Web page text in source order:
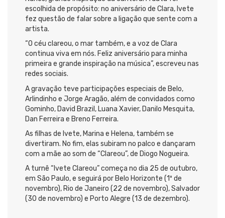
escolhida de propósito: no aniversário de Clara, Ivete
fez questão de falar sobre a ligação que sente com a
artista.
“O céu clareou, o mar também, e a voz de Clara
continua viva em nós. Feliz aniversário para minha
primeira e grande inspiração na música”, escreveu nas
redes sociais.
A gravação teve participações especiais de Belo,
Arlindinho e Jorge Aragão, além de convidados como
Gominho, David Brazil, Luana Xavier, Danilo Mesquita,
Dan Ferreira e Breno Ferreira.
As filhas de Ivete, Marina e Helena, também se
divertiram. No fim, elas subiram no palco e dançaram
com a mãe ao som de “Clareou”, de Diogo Nogueira.
A turnê “Ivete Clareou” começa no dia 25 de outubro,
em São Paulo, e seguirá por Belo Horizonte (1º de
novembro), Rio de Janeiro (22 de novembro), Salvador
(30 de novembro) e Porto Alegre (13 de dezembro).